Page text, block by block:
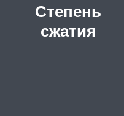
Степень
сжатия